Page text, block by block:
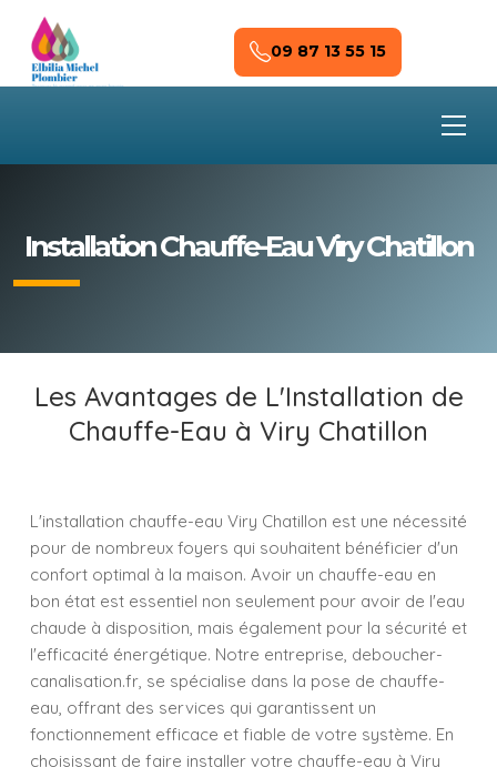
Skip to main content
09 87 13 55 15
Installation Chauffe-Eau Viry Chatillon
Les Avantages de L'Installation de
Chauffe-Eau à Viry Chatillon
L'installation chauffe-eau Viry Chatillon est une nécessité
pour de nombreux foyers qui souhaitent bénéficier d'un
confort optimal à la maison. Avoir un chauffe-eau en
bon état est essentiel non seulement pour avoir de l'eau
chaude à disposition, mais également pour la sécurité et
l'efficacité énergétique. Notre entreprise, deboucher-
canalisation.fr, se spécialise dans la pose de chauffe-
eau, offrant des services qui garantissent un
fonctionnement efficace et fiable de votre système. En
choisissant de faire installer votre chauffe-eau à Viry